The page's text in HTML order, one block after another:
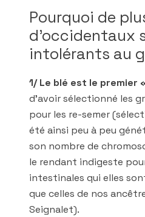
Pourquoi de
d’occidentaux
intolérants au
1/ Le blé est le premier
d’avoir sélectionné les
pour les re-semer
été ainsi peu à peu
son nombre de
le rendant indigeste
intestinales qui elles
que celles de nos
Seignalet).